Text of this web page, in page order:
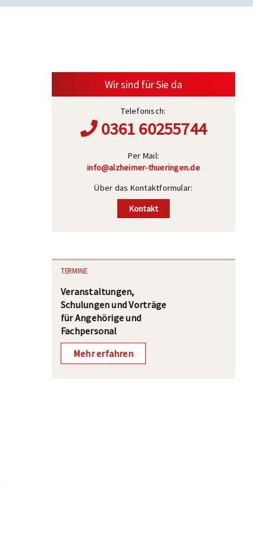
Wir sind für Sie da
Telefonisch:
0361 60255744
Per Mail:
info@alzheimer-thueringen.de
Über das Kontaktformular:
Kontakt
TERMINE
Veranstaltungen,
Schulungen und Vorträge
für Angehörige und
Fachpersonal
Mehr erfahren